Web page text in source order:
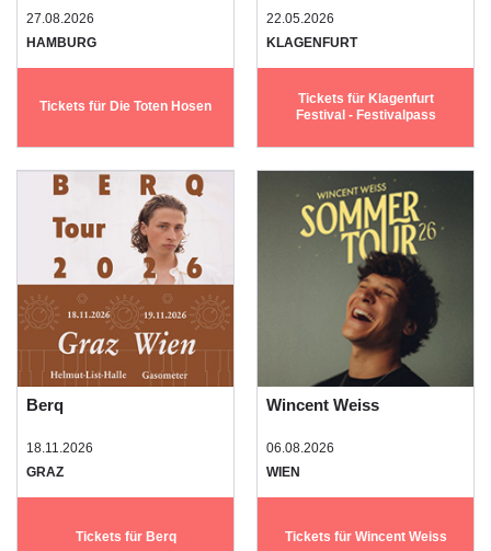
27.08.2026
HAMBURG
Tickets für Die Toten Hosen
22.05.2026
KLAGENFURT
Tickets für Klagenfurt
Festival - Festivalpass
Berq
18.11.2026
GRAZ
Tickets für Berq
Wincent Weiss
06.08.2026
WIEN
Tickets für Wincent Weiss